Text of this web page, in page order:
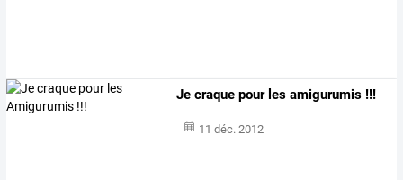
Je craque pour les amigurumis !!!
11 déc. 2012